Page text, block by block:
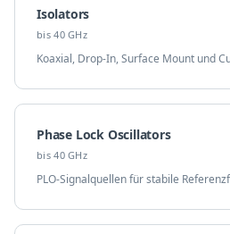
Isolators
bis 40 GHz
Koaxial, Drop-In, Surface Mount und
Phase Lock Oscillators
bis 40 GHz
PLO-Signalquellen für stabile